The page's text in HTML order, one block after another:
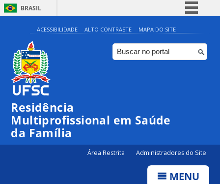
BRASIL
Simplifique!
Comunica BR
Participe
ACESSIBILIDADE ALTO CONTRASTE MAPA DO SITE
Residência
Multiprofissional em Saúde
da Família
Área Restrita Administradores do Site
MENU